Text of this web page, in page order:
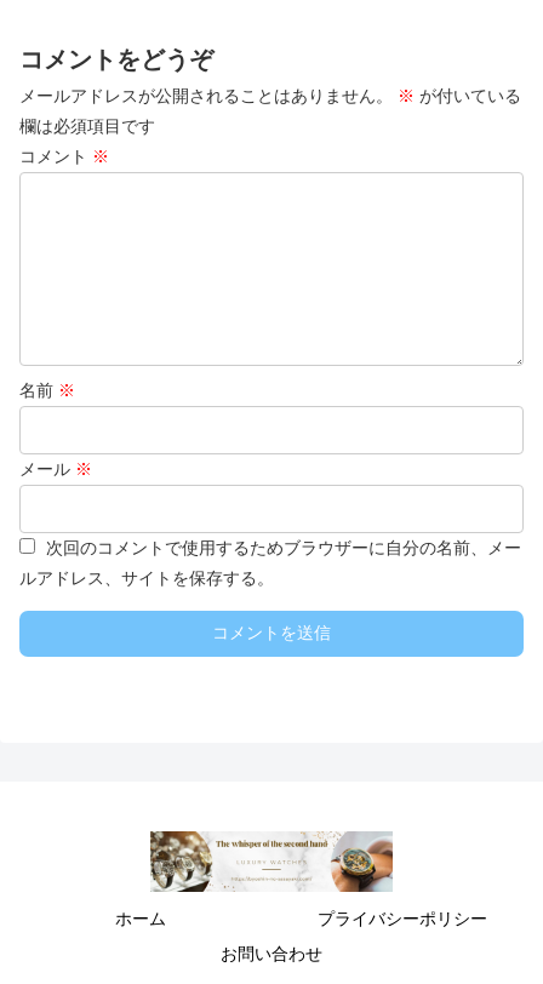
コメントをどうぞ
メールアドレスが公開されることはありません。 ※ が付いている
欄は必須項目です
コメント ※
名前 ※
メール ※
次回のコメントで使用するためブラウザーに自分の名前、メー
ルアドレス、サイトを保存する。
ホーム
プライバシーポリシー
お問い合わせ